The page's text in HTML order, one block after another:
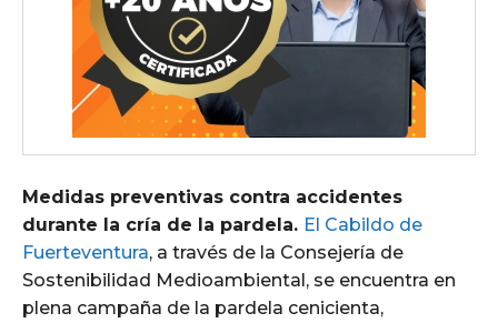
Medidas preventivas contra accidentes
durante la cría de la pardela. El Cabildo de
Fuerteventura, a través de la Consejería de
Sostenibilidad Medioambiental, se encuentra en
plena campaña de la pardela cenicienta,